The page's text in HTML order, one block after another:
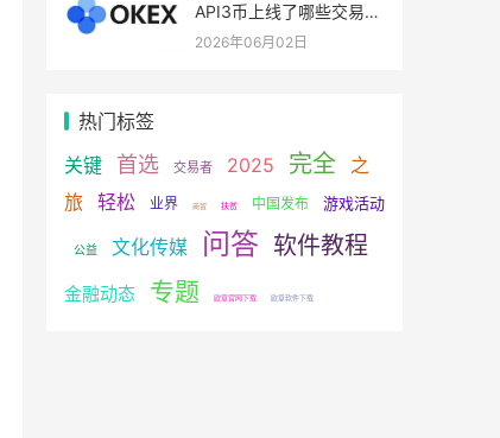
API3币上线了哪些交易
所？
2026年06月02日
热门标签
关键
首选 交易者 2025 完全
之
旅 轻松 业界 商贸 扶贫 中国发布 游戏活动
公益 文化传媒 问答 软件教程
金融动态 专题 欧意官网下载 欧意软件下载